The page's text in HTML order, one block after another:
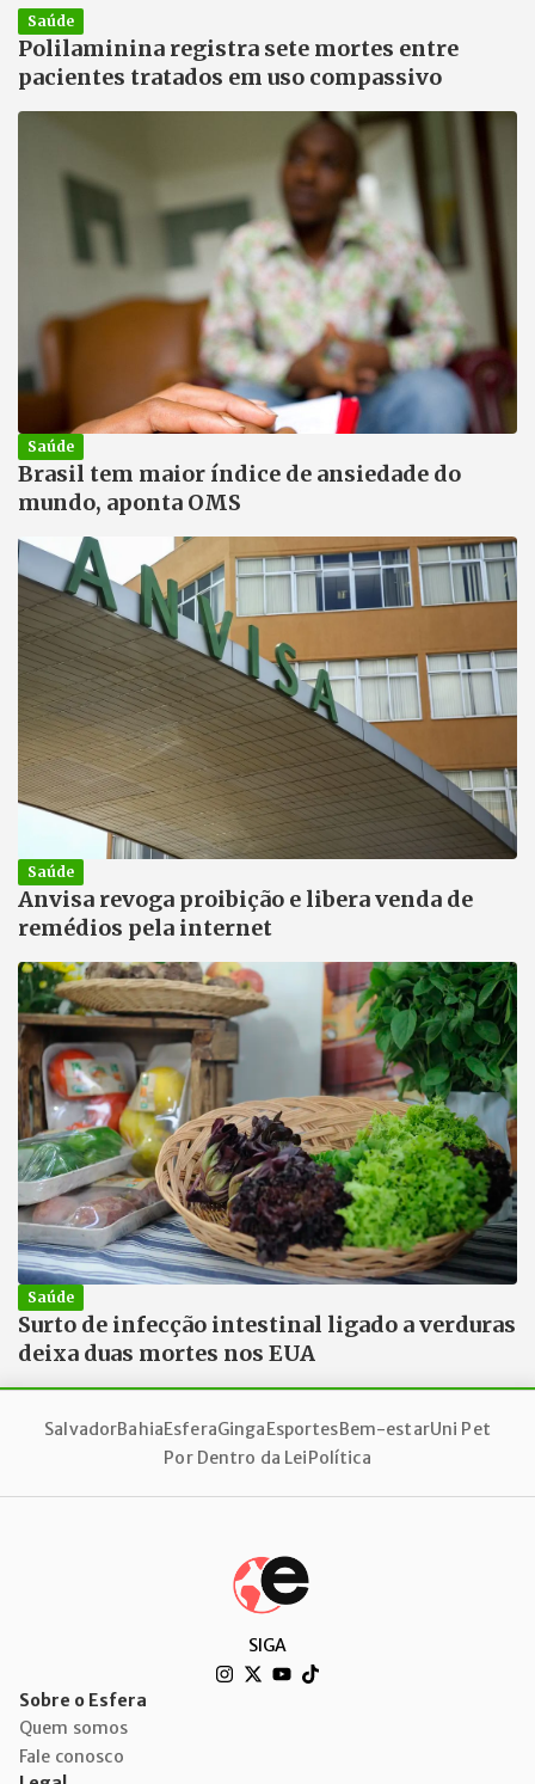
Saúde
Polilaminina registra sete mortes entre
pacientes tratados em uso compassivo
Saúde
Brasil tem maior índice de ansiedade do
mundo, aponta OMS
Saúde
Anvisa revoga proibição e libera venda de
remédios pela internet
Saúde
Surto de infecção intestinal ligado a verduras
deixa duas mortes nos EUA
SalvadorBahiaEsferaGingaEsportesBem-estarUni Pet
Por Dentro da LeiPolítica
SIGA
Sobre o Esfera
Quem somos
Fale conosco